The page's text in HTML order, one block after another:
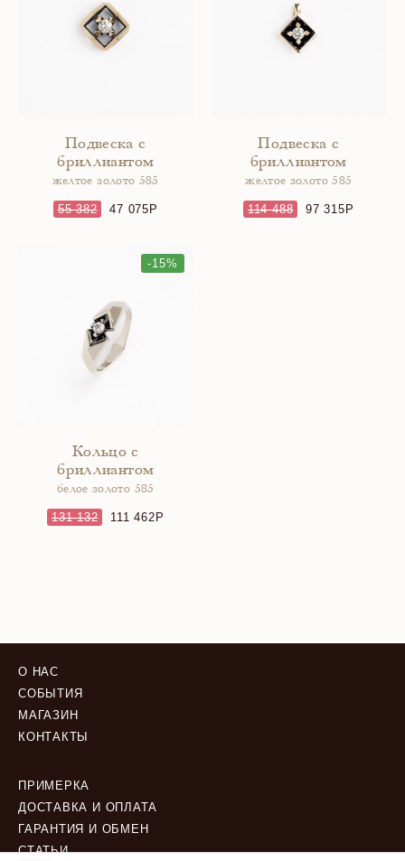
Подвеска с
бриллиантом
желтое золото 585
55 382 47 075
Подвеска с
бриллиантом
желтое золото 585
114 488 97 315
-15%
Кольцо с
бриллиантом
белое золото 585
131 132 111 462
О НАС
СОБЫТИЯ
МАГАЗИН
КОНТАКТЫ
ПРИМЕРКА
ДОСТАВКА И ОПЛАТА
ГАРАНТИЯ И ОБМЕН
СТАТЬИ